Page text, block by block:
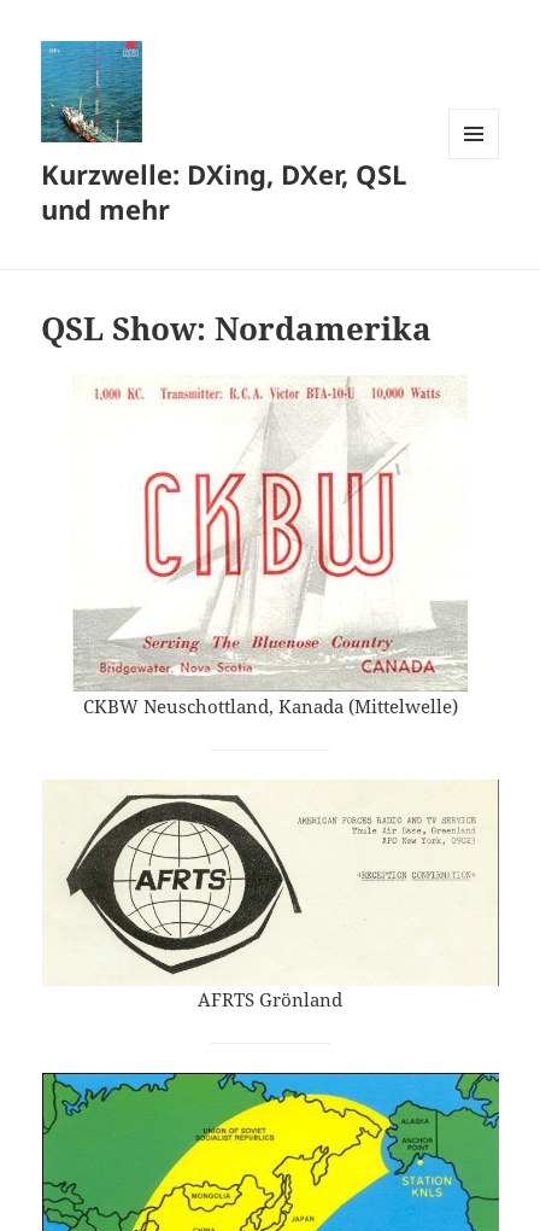
Kurzwelle: DXing, DXer, QSL
und mehr
QSL Show: Nordamerika
CKBW Neuschottland, Kanada (Mittelwelle)
AFRTS Grönland